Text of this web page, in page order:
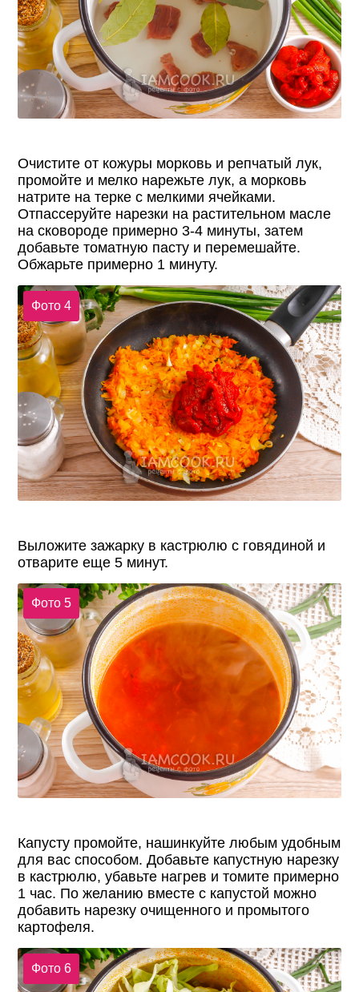
Очистите от кожуры морковь и репчатый лук,
промойте и мелко нарежьте лук, а морковь
натрите на терке с мелкими ячейками.
Отпассеруйте нарезки на растительном масле
на сковороде примерно 3-4 минуты, затем
добавьте томатную пасту и перемешайте.
Обжарьте примерно 1 минуту.
Фото 4
Выложите зажарку в кастрюлю с говядиной и
отварите еще 5 минут.
Фото 5
Капусту промойте, нашинкуйте любым удобным
для вас способом. Добавьте капустную нарезку
в кастрюлю, убавьте нагрев и томите примерно
1 час. По желанию вместе с капустой можно
добавить нарезку очищенного и промытого
картофеля.
Фото 6